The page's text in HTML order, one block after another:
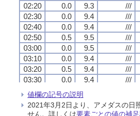
02:20
0.0 9.3 ///
02:30
0.0 9.4 ///
02:40
0.0 9.4 ///
02:50
0.5 9.5 ///
03:00
0.0 9.5 ///
03:10
0.0 9.4 ///
03:20
0.5 9.4 ///
03:30
0.0 9.4 ///
03:40
0.5
03:50
0.0 8.9 ///
04:00
0.5 8.9 ///
02:20
0.0 9.3 ///
02:30
0.0 9.4 ///
02:40
0.0 9.4 ///
02:50
0.5 9.5 ///
03:00
0.0 9.5 ///
03:10
0.0 9.4 ///
03:20
0.5 9.4 ///
03:30
0.0 9.4 ///
03:40
0.5
03:50
0.0 8.9 ///
04:00
0.5 8.9 ///
02:20
0.0 9.3 ///
02:30
0.0 9.4 ///
02:40
0.0 9.4 ///
02:50
0.5 9.5 ///
03:00
0.0 9.5 ///
03:10
0.0 9.4 ///
03:20
0.5 9.4 ///
03:30
0.0 9.4 ///
03:40
0.5
03:50
0.0 8.9 ///
04:00
0.5 8.9 ///
02:20
0.0 9.3 ///
02:30
0.0 9.4 ///
02:40
0.0 9.4 ///
02:50
0.5 9.5 ///
03:00
0.0 9.5 ///
03:10
0.0 9.4 ///
03:20
0.5 9.4 ///
03:30
0.0 9.4 ///
03:40
0.5
03:50
0.0 8.9 ///
04:00
0.5 8.9 ///
値欄の記号の説明
2021年3月2日より、アメダスの日
せん。詳しくは要素ごとの値の補